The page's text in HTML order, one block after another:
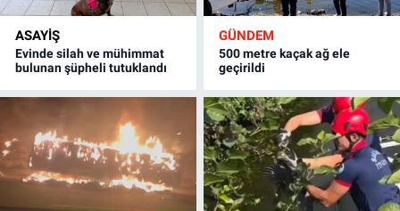
ASAYİŞ
Evinde silah ve mühimmat
bulunan şüpheli tutuklandı
GÜNDEM
500 metre kaçak ağ ele
geçirildi